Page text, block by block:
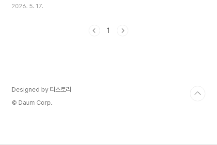
페이지짜리 IR 자료를 앞에 두고 어디서부터 읽어야 하는지 몰라 한참을 헤맸
법을 단계별로 안내해 드리겠습니다.IR 자료를 제대로 읽지 못하면 어떤 일이
2026. 5. 17.
1
Designed by 티스토리
© Daum Corp.